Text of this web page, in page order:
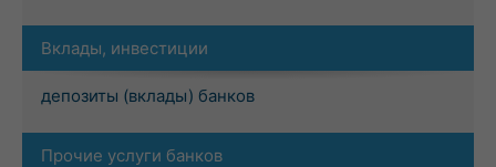
Вклады, инвестиции
депозиты (вклады) банков
Прочие услуги банков